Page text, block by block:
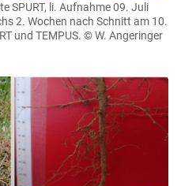
SPURT, li. Aufnahme 09. Juli
2. Wochen nach Schnitt am 10.
und TEMPUS. © W. Angeringer